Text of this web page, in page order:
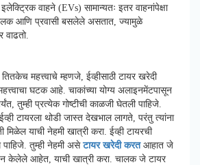
वाहने (EVs) सामान्यतः इतर वाहनांपेक्षा
आणि प्रवासी बसलेले असतात, ज्यामुळे
वाढतो.
महत्त्वाचे म्हणजे, ईव्हीसाठी टायर खरेदी
घटक आहे. चाकांच्या योग्य अलाइनमेंटपासून
तुम्ही प्रत्येक गोष्टीची काळजी घेतली पाहिजे.
टायरला थोडी जास्त देखभाल लागते, परंतु त्यांना
याची नेहमी खात्री करा. ईव्ही टायरची
तुम्ही नेहमी असेटायर खरेदी करतआहात जे
केलेले आहेत, याची खात्री करा. चालक जे टायर